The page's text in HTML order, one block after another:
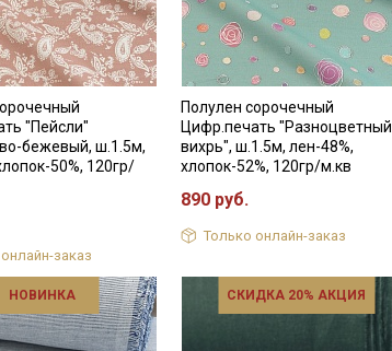
"Пейсли"
бежевый, ш.1.5м,
50%, 120гр/
заказ
Полулен сорочечный
Цифр.печать "Разноцветный
вихрь", ш.1.5м, лен-48%,
хлопок-52%, 120гр/м.кв
890 руб.
Только онлайн-заказ
НОВИНКА СКИДКА 20% АКЦИЯ